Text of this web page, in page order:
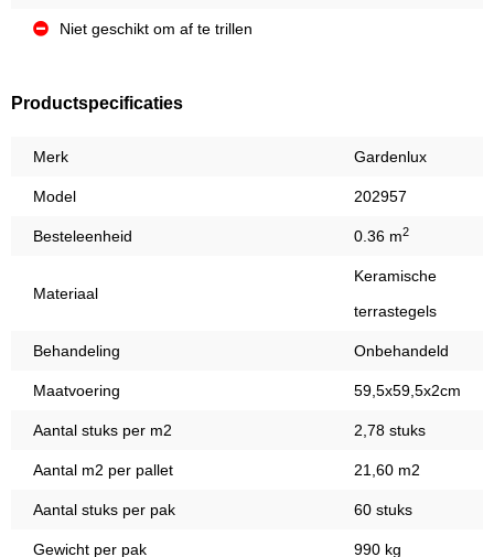
Niet geschikt om af te trillen
Productspecificaties
Merk Gardenlux
Model 202957
Besteleenheid 0.36 m2
Materiaal
Keramische
terrastegels
Behandeling Onbehandeld
Maatvoering 59,5x59,5x2cm
Aantal stuks per m2 2,78 stuks
Aantal m2 per pallet 21,60 m2
Aantal stuks per pak 60 stuks
Gewicht per pak 990 kg